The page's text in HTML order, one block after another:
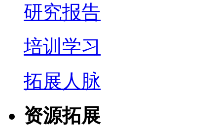
研究报告
培训学习
拓展人脉
资源拓展